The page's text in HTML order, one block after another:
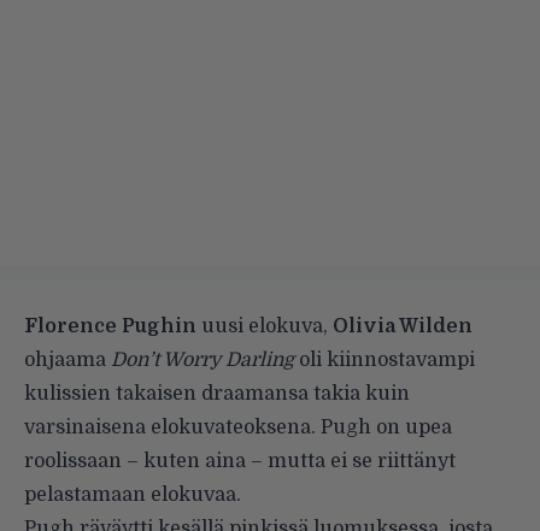
Florence Pughin uusi elokuva, Olivia Wilden
ohjaama Don’t Worry Darlingoli kiinnostavampi
kulissien takaisen draamansa takia kuin
varsinaisena elokuvateoksena. Pugh on upea
roolissaan – kuten aina – mutta ei se riittänyt
pelastamaan elokuvaa.